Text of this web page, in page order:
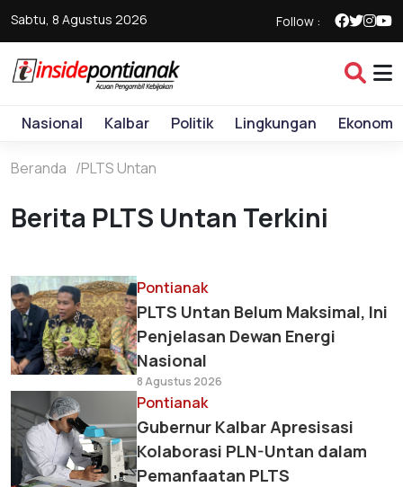
Sabtu, 8 Agustus 2026 Follow :
Nasional Kalbar Politik Lingkungan Ekonomi
Beranda PLTS Untan
Berita PLTS Untan Terkini
Pontianak
PLTS Untan Belum Maksimal, Ini
Penjelasan Dewan Energi
Nasional
8 Agustus 2026
Pontianak
Gubernur Kalbar Apresisasi
Kolaborasi PLN-Untan dalam
Pemanfaatan PLTS